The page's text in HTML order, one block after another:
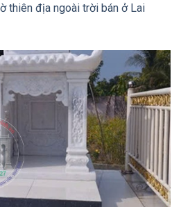
thiên địa ngoài trời bán ở Lai